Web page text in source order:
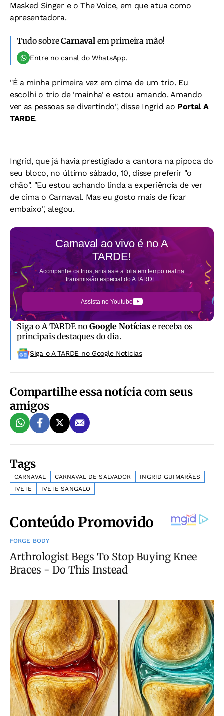
Masked Singer e o The Voice, em que atua como
apresentadora.
Tudo sobreCarnavalem primeira mão!
Entre no canal do WhatsApp.
"É a minha primeira vez em cima de um trio. Eu
escolhi o trio de 'mainha' e estou amando. Amando
ver as pessoas se divertindo", disse Ingrid ao Portal A
TARDE.
Ingrid, que já havia prestigiado a cantora na pipoca do
seu bloco, no último sábado, 10, disse preferir "o
chão". "Eu estou achando linda a experiência de ver
de cima o Carnaval. Mas eu gosto mais de ficar
embaixo", alegou.
Carnaval ao vivo é noA
TARDE!
Acompanhe os trios, artistas e a folia em tempo real na
transmissão especial do A TARDE.
Assista no Youtube
Siga o A TARDE noGoogle Notíciase receba os
principais destaques do dia.
Siga o A TARDE no Google Noticias
Compartilhe essa notícia com seus
amigos
Tags
CARNAVAL CARNAVAL DE SALVADOR
INGRID GUIMARÃES
IVETE
IVETE SANGALO